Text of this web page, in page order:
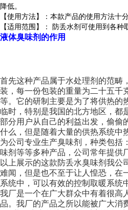
降低。
【使用方法】：本款产品的使用方法
【适用范围】： 防丢水剂可使用到各
液体臭味剂的作用
首先这种产品属于水处理剂的范畴
装，每一份包装的重量为二十五千
等。它的研制主要是为了将供热的
临时，特别是我国的北方地区，都
部分用户从自己的利益出发，偷偷
什么，但是随着大量的供热系统中
为公司专业生产臭味剂，种类包括
味剂等等多种产品，公司常年提供
以上展示的这款防丢水臭味剂我
难闻，但是也不至于让人惶恐，在
系统中，可以有效的控制取暖系统
我厂是一个在广大群众中有着很高
品。我厂的产品之所以能被广大消